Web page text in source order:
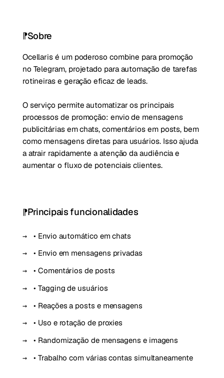
Sobre
Ocellaris é um poderoso combine para promoção
no Telegram, projetado para automação de tarefas
rotineiras e geração eficaz de leads.
O serviço permite automatizar os principais
processos de promoção: envio de mensagens
publicitárias em chats, comentários em posts, bem
como mensagens diretas para usuários. Isso ajuda
a atrair rapidamente a atenção da audiência e
aumentar o fluxo de potenciais clientes.
Principais funcionalidades
• Envio automático em chats
• Envio em mensagens privadas
• Comentários de posts
• Tagging de usuários
• Reações a posts e mensagens
• Uso e rotação de proxies
• Randomização de mensagens e imagens
• Trabalho com várias contas simultaneamente